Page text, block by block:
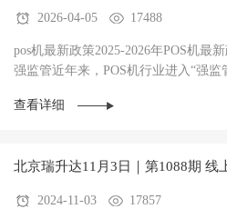
2026-04-05 17488
pos机最新政策2025-2026年POS机最
强监管‌近年来，POS机行业进入“强
查看详细
北京瑞升达11月3日｜第1088期 线
2024-11-03 17857